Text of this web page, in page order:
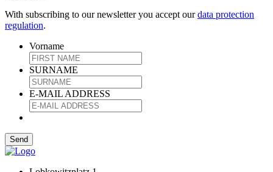
With subscribing to our newsletter you accept ourdata protection
regulation.
Vorname
SURNAME
E-MAIL ADDRESS